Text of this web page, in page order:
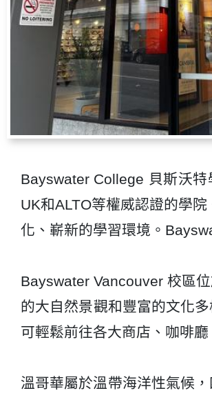
Bayswater College 貝斯沃
UK和ALTO等權威認證的學
化、嶄新的學習環境。
Bayswater Vancouver 校區
的大自然景觀和豐富的文化
可輕鬆前往各大商店、咖啡
溫哥華屬於溫帶海洋性氣候